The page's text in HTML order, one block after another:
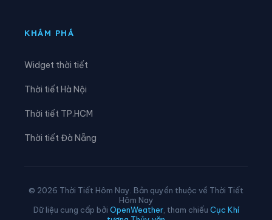
Xã Khánh Bình
Xã Phú Hữu
KHÁM PHÁ
Widget thời tiết
Thời tiết Hà Nội
Thời tiết TP.HCM
Thời tiết Đà Nẵng
© 2026 Thời Tiết Hôm Nay. Bản quyền thuộc về Thời Tiết
Hôm Nay
Dữ liệu cung cấp bởi OpenWeather, tham chiếu Cục Khí